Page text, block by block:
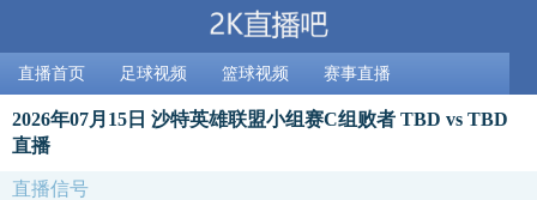
直播首页 足球视频 篮球视频 赛事直播
2026年07月15日 沙特英雄联盟小组赛C组败者 TBD vs TBD
直播
直播信号